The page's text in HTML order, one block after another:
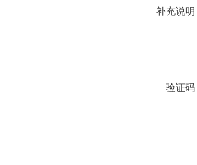
补充说明
验证码